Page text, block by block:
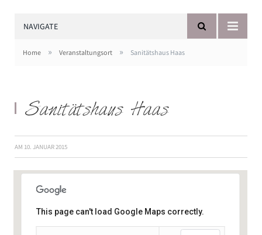
NAVIGATE
Home » Veranstaltungsort » Sanitätshaus Haas
Sanitätshaus Haas
AM 10. JANUAR 2015
This page can't load Google Maps correctly.